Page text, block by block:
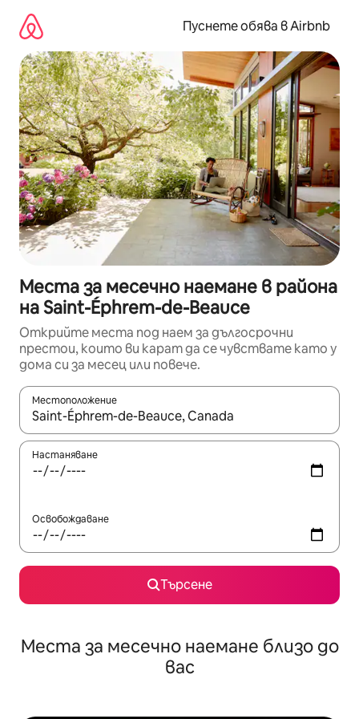
съдържанието
Пуснете обява в Airbnb
Места за месечно наемане в района
на Saint-Éphrem-de-Beauce
Открийте места под наем за дългосрочни
престои, които ви карат да се чувствате като у
дома си за месец или повече.
Местоположение
Когато резултатите се покажат, използвайте
Настаняване
Освобождаване
Търсене
Места за месечно наемане близо до
вас